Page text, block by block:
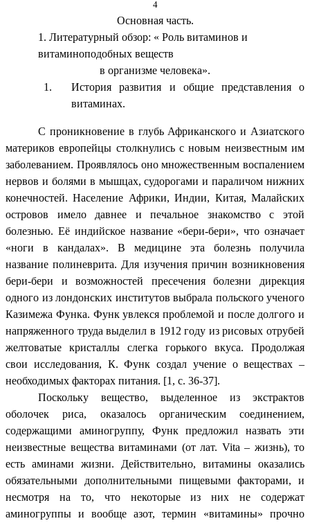
4
Основная часть.
1. Литературный обзор: « Роль витаминов и
витаминоподобных веществ
в организме человека».
История развития и общие представления о
витаминах.
С проникновение в глубь Африканского и Азиатского
материков европейцы столкнулись с новым неизвестным им
заболеванием. Проявлялось оно множественным воспалением
нервов и болями в мышцах, судорогами и параличом нижних
конечностей. Население Африки, Индии, Китая, Малайских
островов имело давнее и печальное знакомство с этой
болезнью. Её индийское название «бери-бери», что означает
«ноги в кандалах». В медицине эта болезнь получила
название полиневрита. Для изучения причин возникновения
бери-бери и возможностей пресечения болезни дирекция
одного из лондонских институтов выбрала польского ученого
Казимежа Функа. Функ увлекся проблемой и после долгого и
напряженного труда выделил в 1912 году из рисовых отрубей
желтоватые кристаллы слегка горького вкуса. Продолжая
свои исследования, К. Функ создал учение о веществах –
необходимых факторах питания. [1, с. 36-37].
Поскольку вещество, выделенное из экстрактов
оболочек риса, оказалось органическим соединением,
содержащими аминогруппу, Функ предложил назвать эти
неизвестные вещества витаминами (от лат. Vita – жизнь), то
есть аминами жизни. Действительно, витамины оказались
обязательными дополнительными пищевыми факторами, и
несмотря на то, что некоторые из них не содержат
аминогруппы и вообще азот, термин «витамины» прочно